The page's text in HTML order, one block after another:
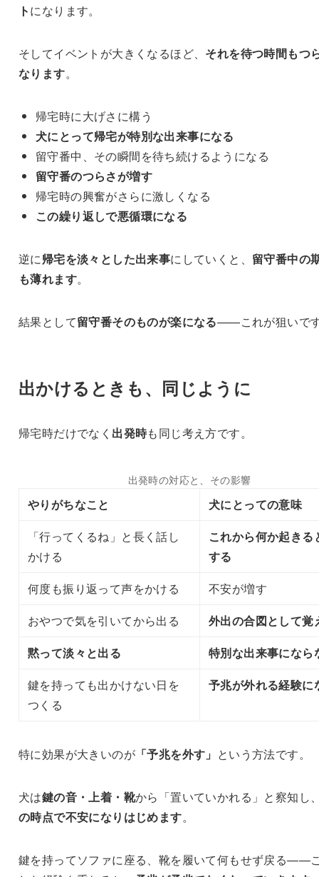
トになります。
そしてイベントが大きくなるほど、 それを待つ時間もつ
なります。
帰宅時に大げさに構う
犬にとって帰宅が特別な出来事になる
留守番中、その瞬間を待ち続けるようになる
留守番のつらさが増す
帰宅時の興奮がさらに激しくなる
この繰り返しで悪循環になる
逆に帰宅を淡々とした出来事にしていくと、 留守番中の
も薄れます。
結果として留守番そのものが楽になる——これが狙いで
出かけるときも、同じように
帰宅時だけでなく 出発時も同じ考え方です。
出発時の対応と、その影響
やりがちなこと
犬にとっての意味
「行ってくるね」と長く話し
かける
これから何か起きる
する
何度も振り返って声をかける
不安が増す
おやつで気を引いてから出る
外出の合図として覚
黙って淡々と出る
特別な出来事になら
鍵を持っても出かけない日を
つくる
予兆が外れる経験に
特に効果が大きいのが「予兆を外す」 という方法です。
犬は鍵の音・上着・靴から「置いていかれる」と察知し
の時点で不安になりはじめます。
鍵を持ってソファに座る、靴を履いて何もせず戻る——